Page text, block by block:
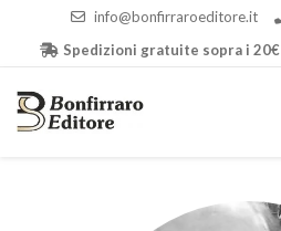
info@bonfirraroeditore.it
Spedizioni gratuite sopra i 20€